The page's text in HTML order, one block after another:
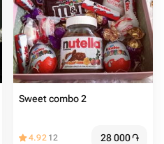
Sweet combo 2
4.92 12 28 000֏